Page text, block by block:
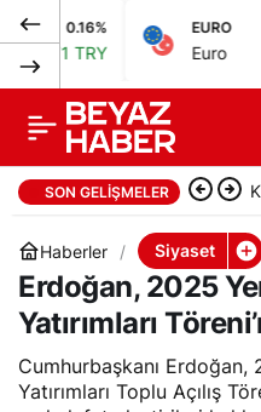
EURO -
Euro 55,03
SON GELIŞMELER
Haberler Siyaset
Erdoğan, 2025
Yatırımları
Cumhurbaşkanı Erdoğan,
Yatırımları Toplu Açılış
Erdoğan, enerji arz
güvenliğinin önemini
vurguladı